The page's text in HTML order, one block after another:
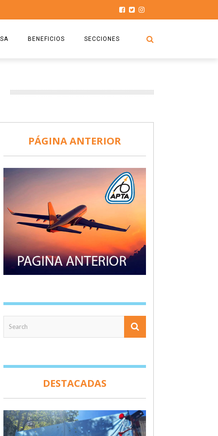
BENEFICIOS
COMISIÓN
DOCUMENTOS
SEGURO DE SEPELIOS
SECCIONES
HISTORIAS DE LUCHA
TURISMO Y RECREACIÓN
PÁGINA ANTERIOR
DESTACADAS